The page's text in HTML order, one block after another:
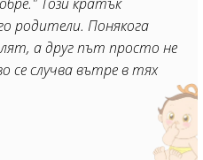
родители. Понякога
а друг път просто не
се случва вътре в тях